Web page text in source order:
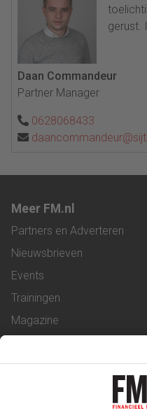
gerust.
Daan Commandeur
Partner Manager
0628068433
Meer FM.nl
Partners en Adverteren
Nieuwsbrieven
Events
Trainingen
Magazine
Service & Contact